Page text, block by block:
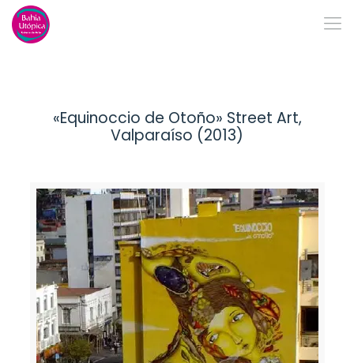
«Equinoccio de Otoño» Street Art,
Valparaíso (2013)